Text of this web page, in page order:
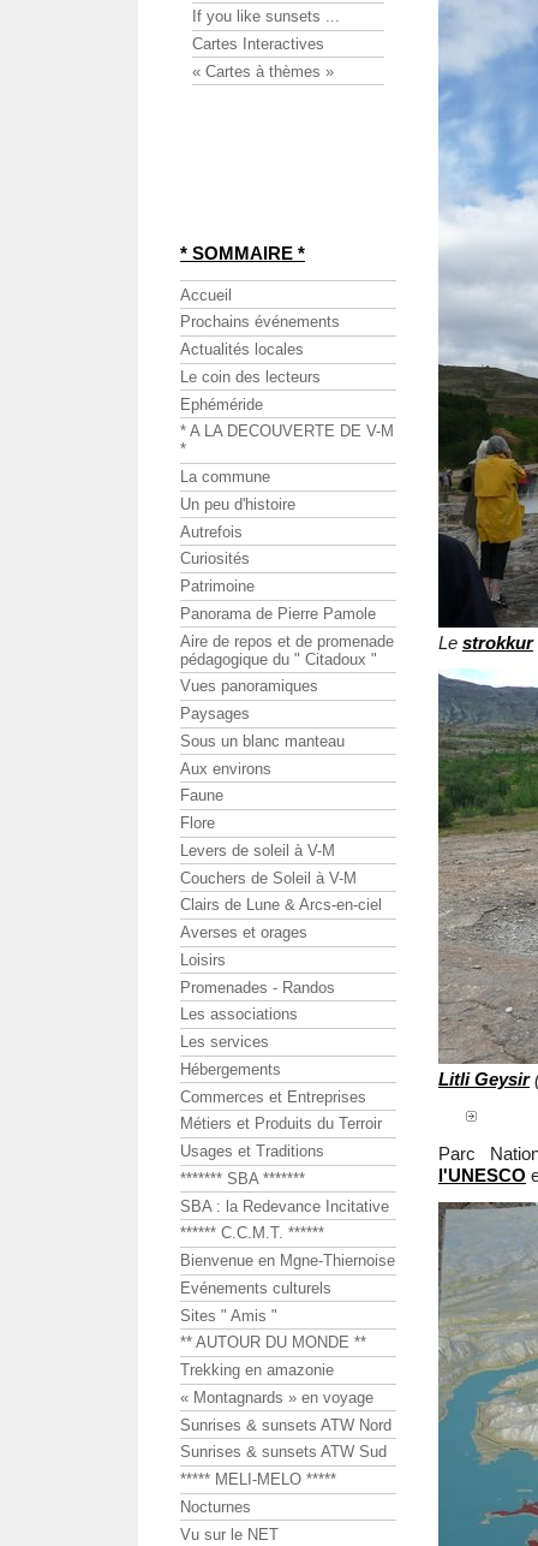
Le strokkur
Litli Geysir
Parc
l'UNESCO
If you like sunsets ...
Cartes Interactives
« Cartes à thèmes »
* SOMMAIRE *
Accueil
Prochains événements
Actualités locales
Le coin des lecteurs
Ephéméride
* A LA DECOUVERTE DE V-M
*
La commune
Un peu d'histoire
Autrefois
Curiosités
Patrimoine
Panorama de Pierre Pamole
Aire de repos et de promenade
pédagogique du " Citadoux "
Vues panoramiques
Paysages
Sous un blanc manteau
Aux environs
Faune
Flore
Levers de soleil à V-M
Couchers de Soleil à V-M
Clairs de Lune & Arcs-en-ciel
Averses et orages
Loisirs
Promenades - Randos
Les associations
Les services
Hébergements
Commerces et Entreprises
Métiers et Produits du Terroir
Usages et Traditions
******* SBA *******
SBA : la Redevance Incitative
****** C.C.M.T. ******
Bienvenue en Mgne-Thiernoise
Evénements culturels
Sites " Amis "
** AUTOUR DU MONDE **
Trekking en amazonie
« Montagnards » en voyage
Sunrises & sunsets ATW Nord
Sunrises & sunsets ATW Sud
***** MELI-MELO *****
Nocturnes
Vu sur le NET